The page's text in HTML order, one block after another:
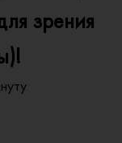
зрения